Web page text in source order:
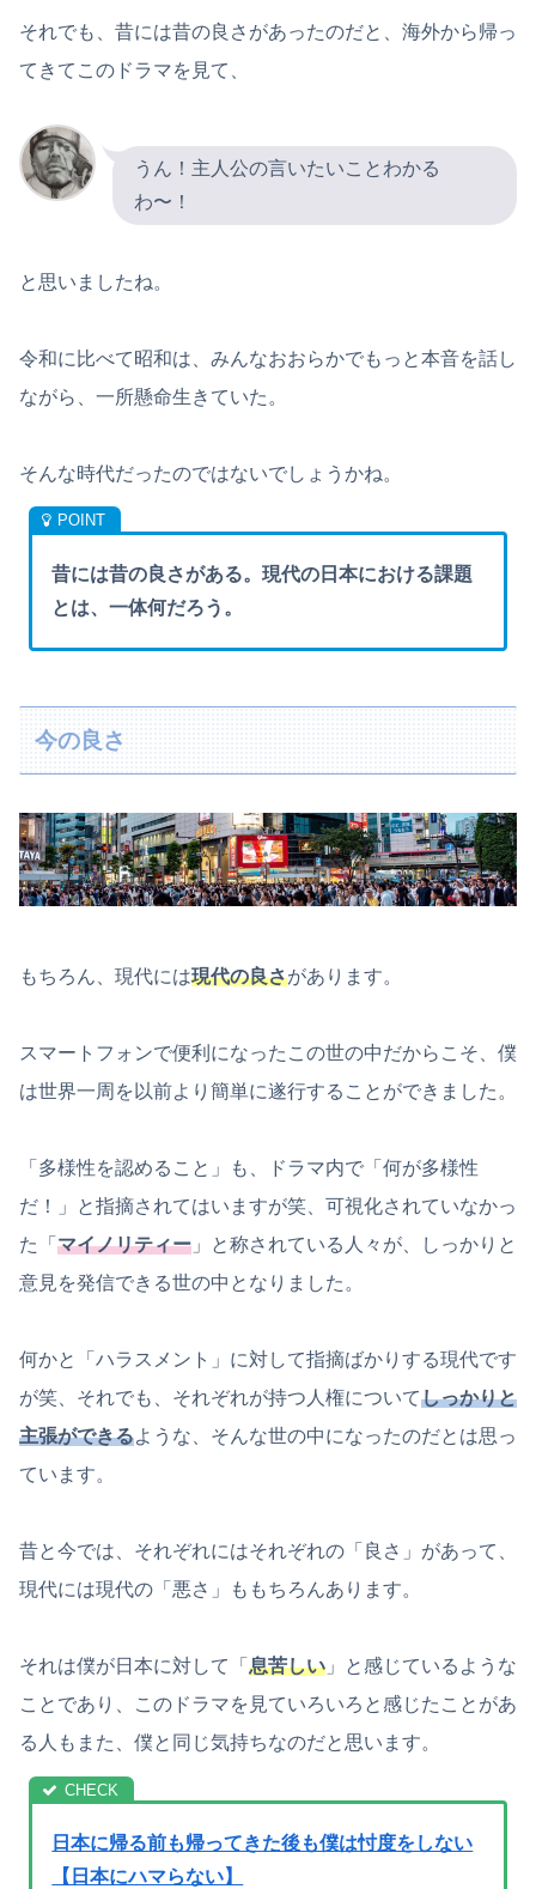
それでも、昔には昔の良さがあったのだと、海外から帰っ
てきてこのドラマを見て、
うん！主人公の言いたいことわかる
わ〜！
と思いましたね。
令和に比べて昭和は、みんなおおらかでもっと本音を話し
ながら、一所懸命生きていた。
そんな時代だったのではないでしょうかね。
昔には昔の良さがある。現代の日本における課題
とは、一体何だろう。
今の良さ
もちろん、現代には現代の良さがあります。
スマートフォンで便利になったこの世の中だからこそ、僕
は世界一周を以前より簡単に遂行することができました。
「多様性を認めること」も、ドラマ内で「何が多様性
だ！」と指摘されてはいますが笑、可視化されていなかっ
た「 マイノリティー 」と称されている人々が、しっかりと
意見を発信できる世の中となりました。
何かと「ハラスメント」に対して指摘ばかりする現代です
が笑、それでも、それぞれが持つ人権についてしっかりと
主張ができるような、そんな世の中になったのだとは思っ
ています。
昔と今では、それぞれにはそれぞれの「良さ」があって、
現代には現代の「悪さ」ももちろんあります。
それは僕が日本に対して「 息苦しい 」と感じているような
ことであり、このドラマを見ていろいろと感じたことがあ
る人もまた、僕と同じ気持ちなのだと思います。
日本に帰る前も帰ってきた後も僕は忖度をしない
【日本にハマらない】